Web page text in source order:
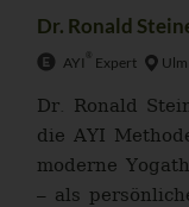
Dr. Ronald
AYI Expert Ulm
Dr. Ronald
die AYI
moderne
– als